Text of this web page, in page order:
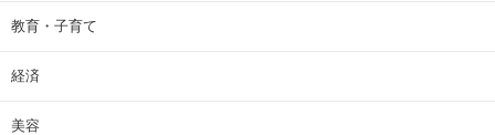
教育・子育て
経済
美容